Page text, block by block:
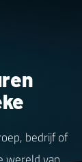
bedrijf of